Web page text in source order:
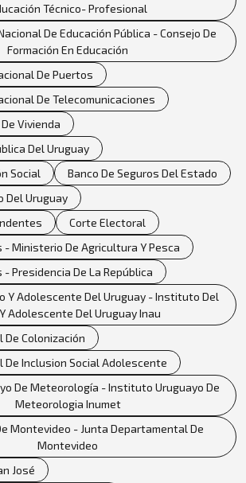
Técnico- Profesional
De Educación Pública - Consejo De
Formación En Educación
De Puertos
De Telecomunicaciones
Vivienda
Del Uruguay
Social
Banco De Seguros Del Estado
Del Uruguay
Corte Electoral
- Ministerio De Agricultura Y Pesca
Presidencia De La República
Y Adolescente Del Uruguay - Instituto Del
Adolescente Del Uruguay Inau
Colonización
Inclusion Social Adolescente
De Meteorología - Instituto Uruguayo De
Meteorologia Inumet
Montevideo - Junta Departamental De
Montevideo
José